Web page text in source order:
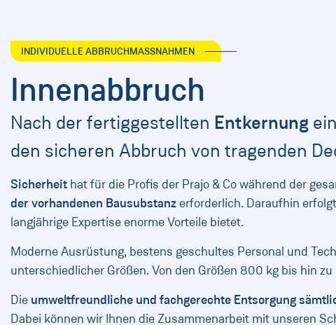
INDIVIDUELLE ABBRUCHMASSNAHMEN
Innenabbruch
Nach der fertiggestellten Entkernung
den sicheren Abbruch von tragenden
Sicherheit hat für die Profis der Prajo & Co während der
der vorhandenen Bausubstanz erforderlich. Daraufhin
langjährige Expertise enorme Vorteile bietet.
Moderne Ausrüstung, bestens geschultes Personal und
unterschiedlicher Größen. Von den Größen 800 kg bis hin
Die umweltfreundliche und fachgerechte Entsorgung
Dabei können wir Ihnen die Zusammenarbeit mit unseren